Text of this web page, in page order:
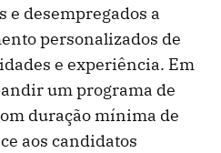
e desempregados a
personalizados de
e experiência. Em
um programa de
duração mínima de
aos candidatos